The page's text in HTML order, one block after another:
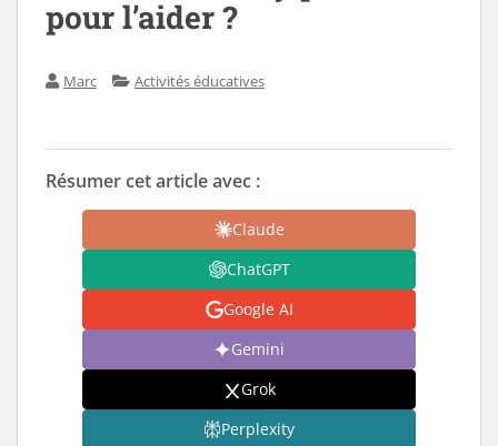
pour l’aider ?
Marc Activités éducatives
Résumer cet article avec :
Claude
ChatGPT
Google AI
Gemini
Grok
Perplexity